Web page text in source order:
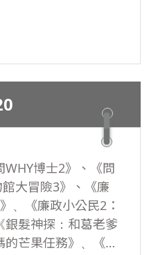
博士2》、《問
大冒險3》、《廉
、《廉政小公民2：
銀髮神探：和葛老爹
芒果任務》、《追